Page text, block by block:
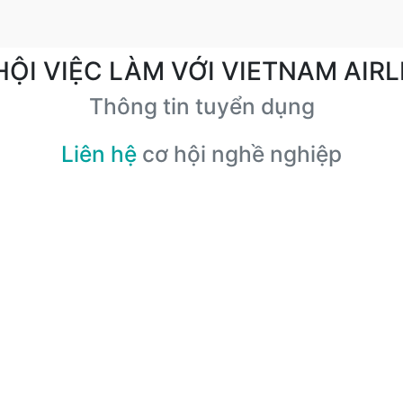
VIỆC LÀM VỚI VIETNAM
Thông tin tuyển dụng
Liên hệ cơ hội nghề nghiệp